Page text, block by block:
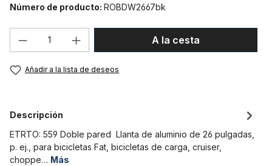
Número de producto: ROBDW2667bk
Cantidad del producto: introduce la
A la cesta
Añadir a la lista de deseos
Descripción
ETRTO: 559 Doble pared Llanta de aluminio de 26 pulgadas,
p. ej., para bicicletas Fat, bicicletas de carga, cruiser,
choppe… Más